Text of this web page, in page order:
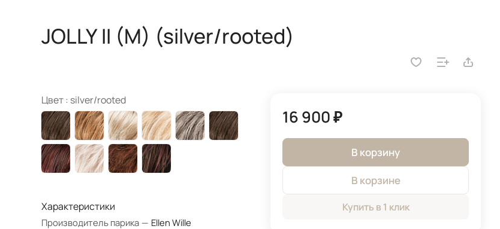
JOLLY II (M) (silver/rooted)
Цвет : silver/rooted
Характеристики
Производитель парика — Ellen Wille
16 900 ₽
В корзину
В корзине
Купить в 1 клик